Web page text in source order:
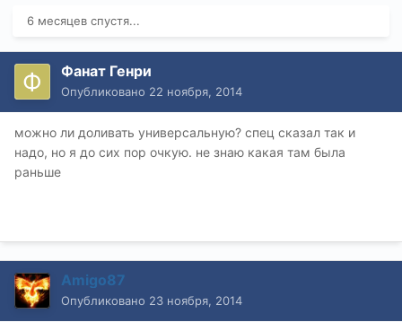
6 месяцев спустя...
Фанат Генри
Опубликовано 22 ноября, 2014
можно ли доливать универсальную? спец сказал так и
надо, но я до сих пор очкую. не знаю какая там была
раньше
Amigo87
Опубликовано 23 ноября, 2014